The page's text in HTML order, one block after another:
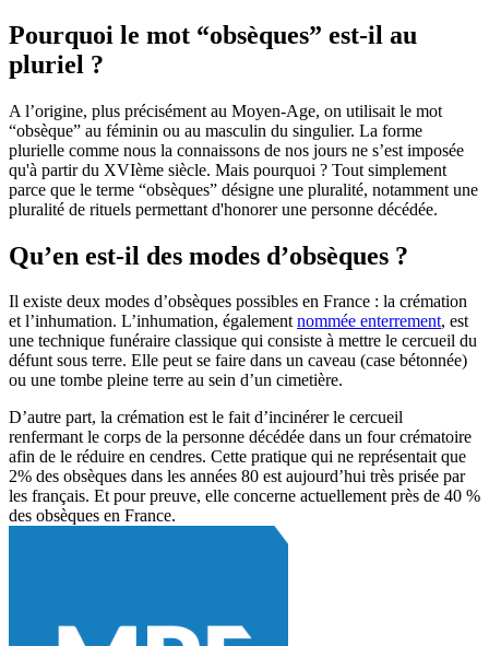
Pourquoi le mot “obsèques” est-il au
pluriel ?
A l’origine, plus précisément au Moyen-Age, on utilisait le mot
“obsèque” au féminin ou au masculin du singulier. La forme
plurielle comme nous la connaissons de nos jours ne s’est imposée
qu'à partir du XVIème siècle. Mais pourquoi ? Tout simplement
parce que le terme “obsèques” désigne une pluralité, notamment une
pluralité de rituels permettant d'honorer une personne décédée.
Qu’en est-il des modes d’obsèques ?
Il existe deux modes d’obsèques possibles en France : la crémation
et l’inhumation. L’inhumation, égalementnommée enterrement, est
une technique funéraire classique qui consiste à mettre le cercueil du
défunt sous terre. Elle peut se faire dans un caveau (case bétonnée)
ou une tombe pleine terre au sein d’un cimetière.
D’autre part, la crémation est le fait d’incinérer le cercueil
renfermant le corps de la personne décédée dans un four crématoire
afin de le réduire en cendres. Cette pratique qui ne représentait que
2% des obsèques dans les années 80 est aujourd’hui très prisée par
les français. Et pour preuve, elle concerne actuellement près de 40 %
des obsèques en France.